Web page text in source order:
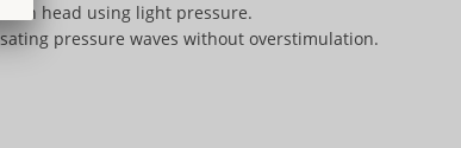
head using light pressure.
pressure waves without overstimulation.